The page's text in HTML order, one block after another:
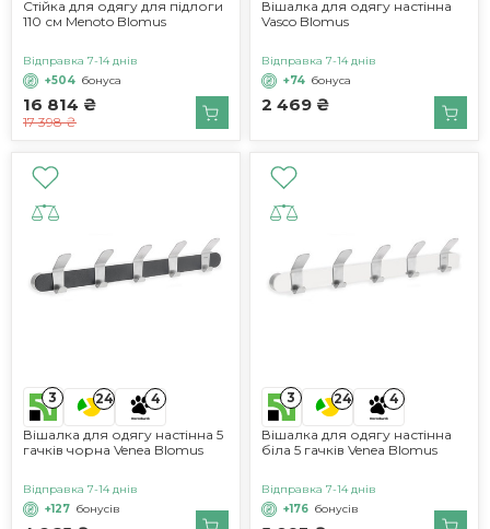
Стійка для одягу для підлоги
110 см Menoto Blomus
16 814 ₴
17 398 ₴
Відправка 7-14 днів
+504 бонуса
Вішалка для одягу настінна
Vasco Blomus
2 469 ₴
Відправка 7-14 днів
+74 бонуса
3 24 4
Вішалка для одягу настінна 5
гачків чорна Venea Blomus
Відправка 7-14 днів
+127 бонусів
3 24 4
Вішалка для одягу настінна
біла 5 гачків Venea Blomus
Відправка 7-14 днів
+176 бонусів